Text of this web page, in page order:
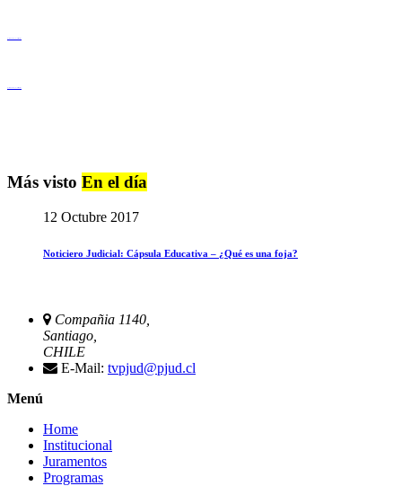
Más visto En el día
12 Octubre 2017
Noticiero Judicial: Cápsula Educativa – ¿Qué es una foja?
Compañia 1140,
Santiago,
CHILE
E-Mail: tvpjud@pjud.cl
Menú
Home
Institucional
Juramentos
Programas